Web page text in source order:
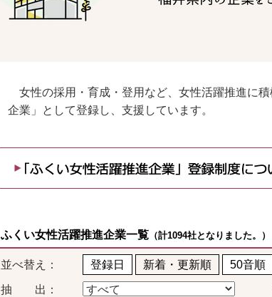
女性の採用・育成・登用など、女性活躍推進に
企業」として登録し、支援しています。
ふくい女性活躍推進企業一覧 （計1094社となりました。）
並べ替え： 登録日 新着・更新順 50音順
抽 出：